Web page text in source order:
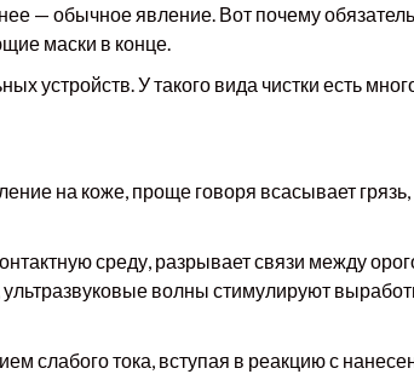
— обычное явление. Вот почему
маски в конце.
устройств. У такого вида чистки есть
на коже, проще говоря всасывает
среду, разрывает связи между
волны стимулируют
слабого тока, вступая в реакцию с